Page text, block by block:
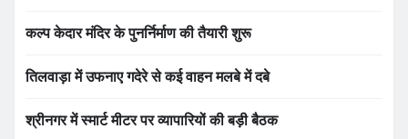
कल्प केदार मंदिर के पुनर्निर्माण की तैयारी शुरू
तिलवाड़ा में उफनाए गदेरे से कई वाहन मलबे में दबे
श्रीनगर में स्मार्ट मीटर पर व्यापारियों की बड़ी बैठक